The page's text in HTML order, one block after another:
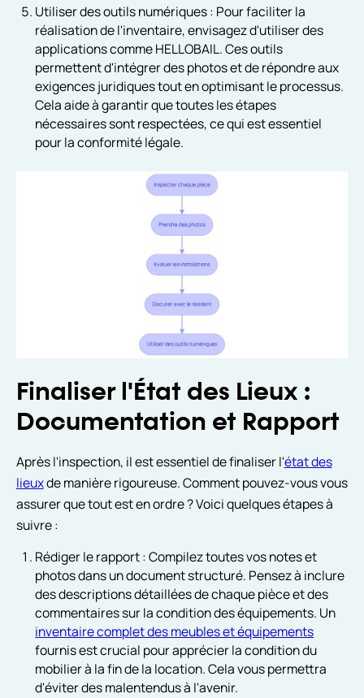
Utiliser des outils numériques : Pour faciliter la
réalisation de l'inventaire, envisagez d'utiliser des
applications comme HELLOBAIL. Ces outils
permettent d'intégrer des photos et de répondre aux
exigences juridiques tout en optimisant le processus.
Cela aide à garantir que toutes les étapes
nécessaires sont respectées, ce qui est essentiel
pour la conformité légale.
Finaliser l'État des Lieux :
Documentation et Rapport
Après l'inspection, il est essentiel de finaliser l'état des
lieuxde manière rigoureuse. Comment pouvez-vous vous
assurer que tout est en ordre ? Voici quelques étapes à
suivre :
Rédiger le rapport : Compilez toutes vos notes et
photos dans un document structuré. Pensez à inclure
des descriptions détaillées de chaque pièce et des
commentaires sur la condition des équipements. Un
inventaire complet des meubles et équipements
fournis est crucial pour apprécier la condition du
mobilier à la fin de la location. Cela vous permettra
d'éviter des malentendus à l'avenir.